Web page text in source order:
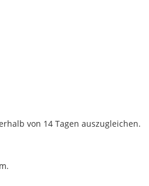
von 14 Tagen auszugleichen.